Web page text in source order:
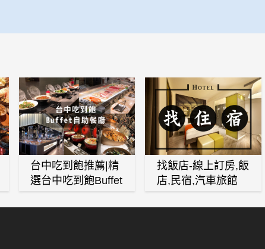
台中吃到飽推薦|精
選台中吃到飽Buffet
找飯店-線上訂房,飯
店,民宿,汽車旅館
宿)